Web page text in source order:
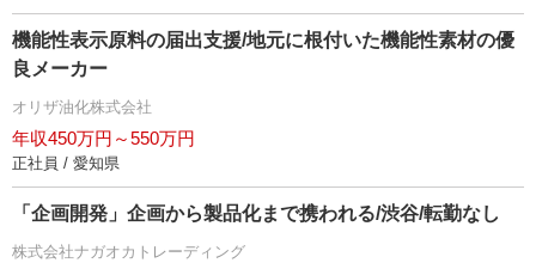
機能性表示原料の届出支援/地元に根付いた機能性素材の優
良メーカー
オリザ油化株式会社
年収450万円～550万円
正社員 / 愛知県
「企画開発」企画から製品化まで携われる/渋谷/転勤なし
株式会社ナガオカトレーディング